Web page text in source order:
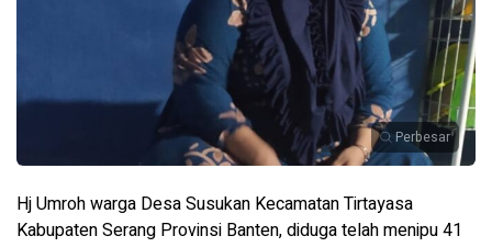
Perbesar
Hj Umroh warga Desa Susukan Kecamatan Tirtayasa
Kabupaten Serang Provinsi Banten, diduga telah menipu 41